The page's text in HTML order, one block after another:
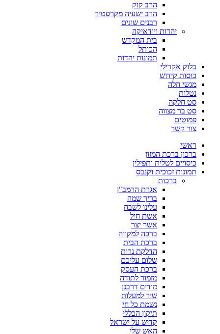
הרב קוק
הרב ישעיה מקרסטיר
רבנים שונים
יהדות ויודאיקה
בית המקדש
הכותל
תמונות יהדות
בלוק אקרילי
כוסות קידוש
מגשי חלה
נטלות
סט חלקה
סט בר מצווה
פמוטים
צור קשר
ראשי
ברכון ברכת המזון
כיסויים לטלית ותפילין
תמונות זכוכית וקנבס
ברכות
אגרת הרמב"ן
בריך שמה
עלינו לשבח
אשת חיל
אשר יצר
ברכה למקווה
ברכת הבית
הדלקת נרות
שלום עליכם
ברכת העסק
מזמור לתודה
מודים דרבנן
שיר למעלות
נשמת כל חי
תיקון הכללי
קדיש על ישראל
האש שלי